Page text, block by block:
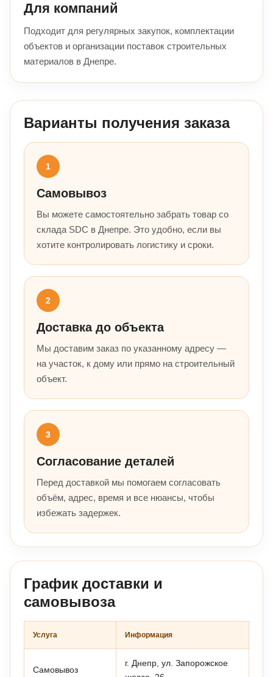
Для компаний
Подходит для регулярных закупок, комплектации
объектов и организации поставок строительных
материалов в Днепре.
Варианты получения заказа
1
Самовывоз
Вы можете самостоятельно забрать товар со
склада SDC в Днепре. Это удобно, если вы
хотите контролировать логистику и сроки.
2
Доставка до объекта
Мы доставим заказ по указанному адресу —
на участок, к дому или прямо на строительный
объект.
3
Согласование деталей
Перед доставкой мы помогаем согласовать
объём, адрес, время и все нюансы, чтобы
избежать задержек.
График доставки и
самовывоза
Услуга Информация
Самовывоз
г. Днепр, ул. Запорожское